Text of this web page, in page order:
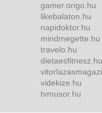
gamer.origo.hu
likebalaton.hu
napidoktor.hu
mindmegette.hu
travelo.hu
dietaesfitnesz.hu
videkize.hu
tvmusor.hu